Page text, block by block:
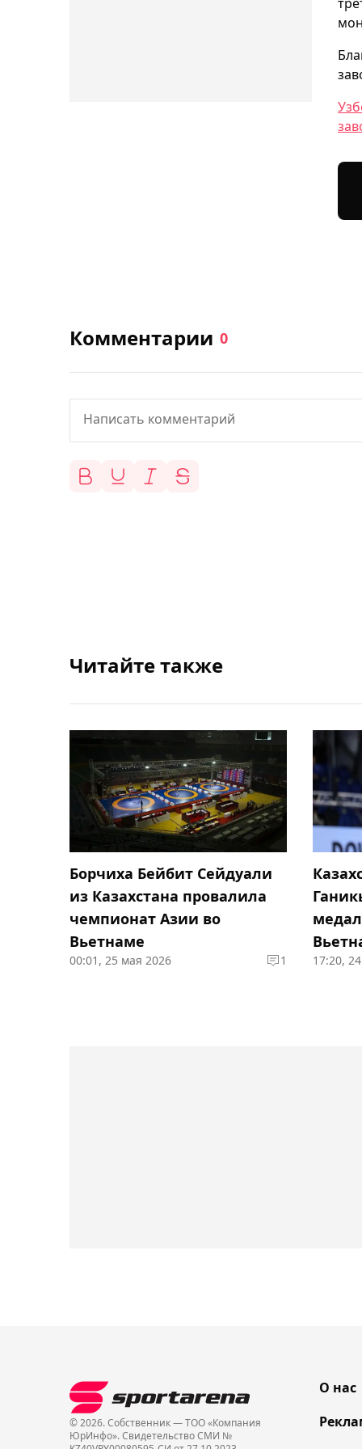
Комментарии 0
Читайте также
Борчиха Бейбит Сейдуали
из Казахстана провалила
чемпионат Азии во
Вьетнаме
00:01, 25 мая 2026 1 17:20,
© 2026. Собственник — ТОО «Компания
ЮрИнфо». Cвидетельство СМИ №
О нас